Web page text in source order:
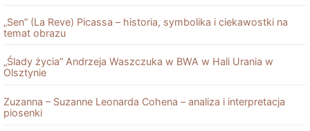
„Sen” (La Reve) Picassa – historia, symbolika i ciekawostki na
temat obrazu
„Ślady życia” Andrzeja Waszczuka w BWA w Hali Urania w
Olsztynie
Zuzanna – Suzanne Leonarda Cohena – analiza i interpretacja
piosenki